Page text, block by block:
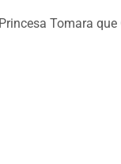
Tomara